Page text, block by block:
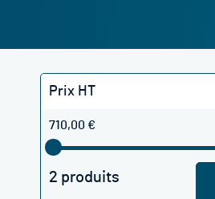
Prix HT
710,00 €
2 produits